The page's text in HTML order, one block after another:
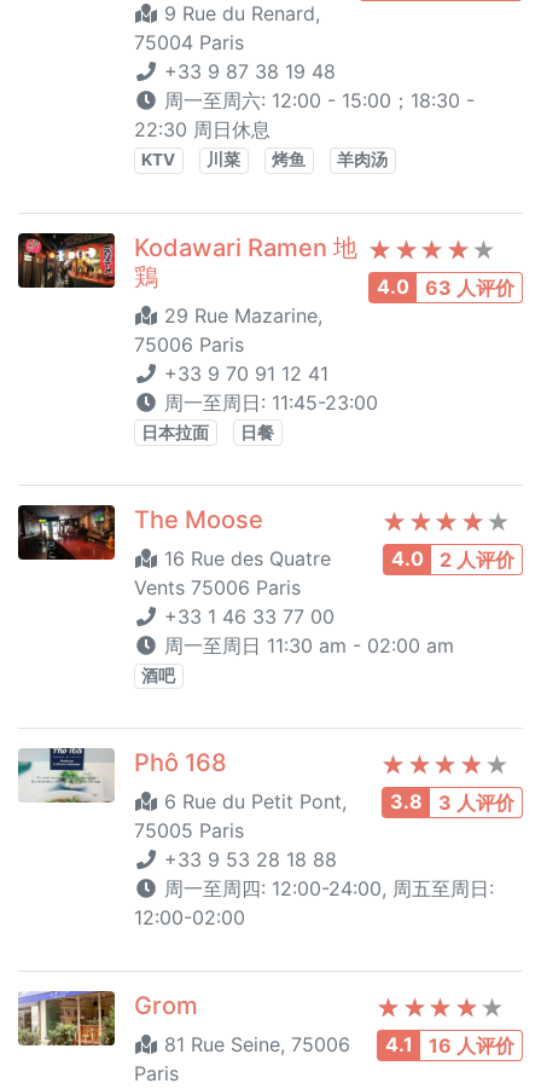
9 Rue du Renard,
75004 Paris
+33 9 87 38 19 48
周一至周六: 12:00 - 15:00；18:30 -
22:30 周日休息
KTV 川菜 烤鱼 羊肉汤
4.0 63 人评价
Kodawari Ramen 地
鶏
29 Rue Mazarine,
75006 Paris
+33 9 70 91 12 41
周一至周日: 11:45-23:00
日本拉面 日餐
4.0 2 人评价
The Moose
16 Rue des Quatre
Vents 75006 Paris
+33 1 46 33 77 00
周一至周日 11:30 am - 02:00 am
酒吧
3.8 3 人评价
Phô 168
6 Rue du Petit Pont,
75005 Paris
+33 9 53 28 18 88
周一至周四: 12:00-24:00, 周五至周日:
12:00-02:00
4.1 16 人评价
Grom
81 Rue Seine, 75006
Paris